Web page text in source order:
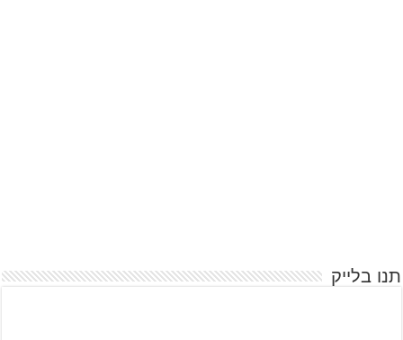
תנו בלייק